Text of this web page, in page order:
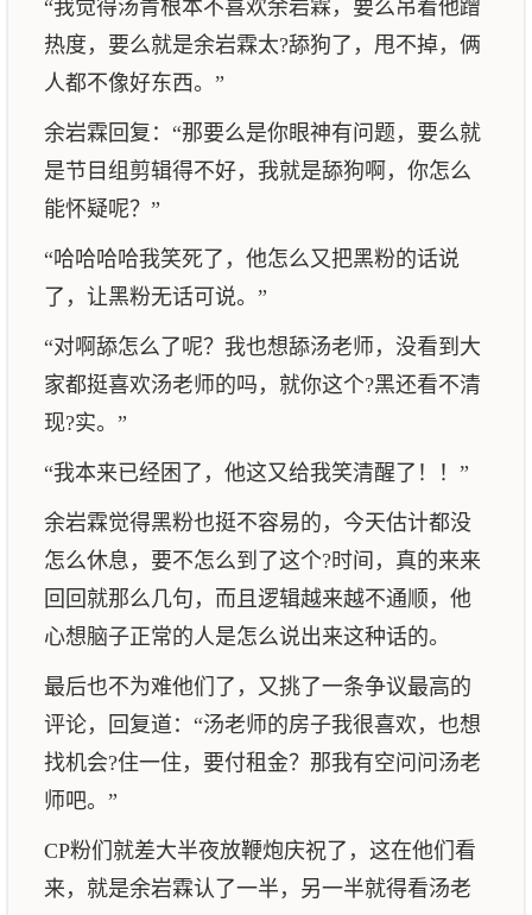
“我觉得汤青根本不喜欢余岩霖，要么吊着他蹭
热度，要么就是余岩霖太?舔狗了，甩不掉，俩
人都不像好东西。”
余岩霖回复：“那要么是你眼神有问题，要么就
是节目组剪辑得不好，我就是舔狗啊，你怎么
能怀疑呢？”
“哈哈哈哈我笑死了，他怎么又把黑粉的话说
了，让黑粉无话可说。”
“对啊舔怎么了呢？我也想舔汤老师，没看到大
家都挺喜欢汤老师的吗，就你这个?黑还看不清
现?实。”
“我本来已经困了，他这又给我笑清醒了！！”
余岩霖觉得黑粉也挺不容易的，今天估计都没
怎么休息，要不怎么到了这个?时间，真的来来
回回就那么几句，而且逻辑越来越不通顺，他
心想脑子正常的人是怎么说出来这种话的。
最后也不为难他们了，又挑了一条争议最高的
评论，回复道：“汤老师的房子我很喜欢，也想
找机会?住一住，要付租金？那我有空问问汤老
师吧。”
CP粉们就差大半夜放鞭炮庆祝了，这在他们看
来，就是余岩霖认了一半，另一半就得看汤老